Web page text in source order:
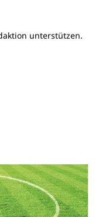
unterstützen.